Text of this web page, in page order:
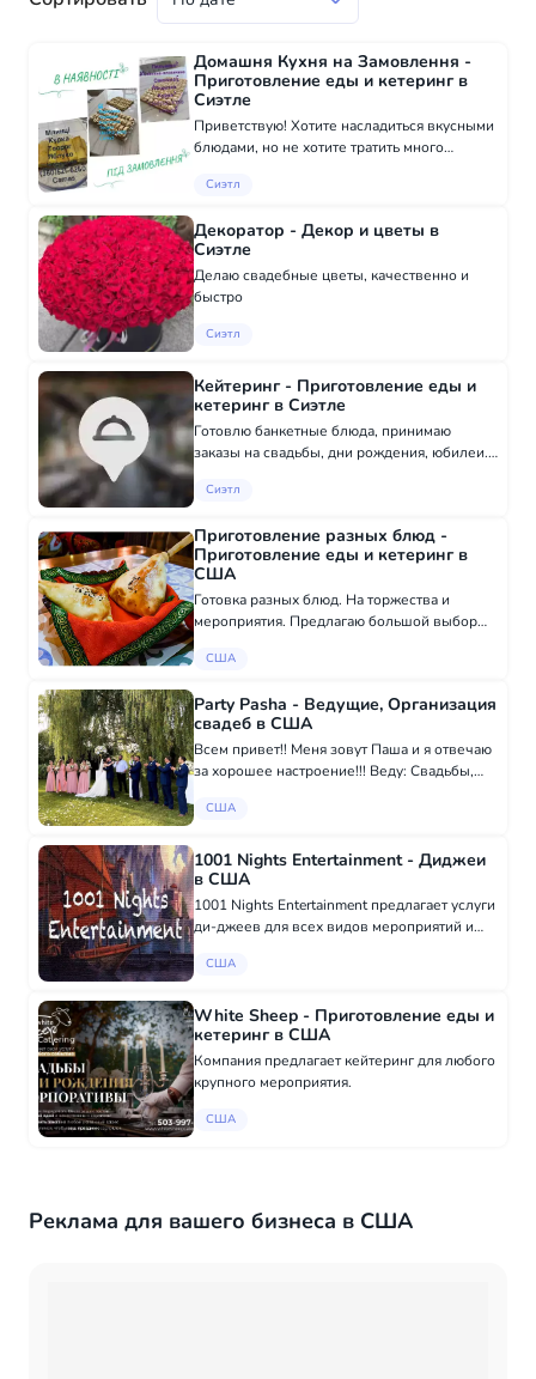
Домашня Кухня на Замовлення -
Приготовление еды и кетеринг в
Сиэтле
Приветствую! Хотите насладиться вкусными
блюдами, но не хотите тратить много
пельмени, вареники и котлеты из
разнообразные варианты...
Сиэтл
Декоратор - Декор и цветы в
Сиэтле
Делаю свадебные цветы, качественно и
быстро
Сиэтл
Кейтеринг - Приготовление еды и
кетеринг в Сиэтле
Готовлю банкетные блюда, принимаю
заказы на свадьбы, дни рождения, юбилеи.
кафе (сосиска в тесте, блинчики, зразы,
пе...
Сиэтл
Приготовление разных блюд -
Приготовление еды и кетеринг в
США
Готовка разных блюд. На торжества и
мероприятия. Предлагаю большой выбор
драйверам.
США
Party Pasha - Ведущие, Организация
свадеб в США
Всем привет!! Меня зовут Паша и я отвечаю
за хорошее настроение!!! Веду: Свадьбы,
праздники которые Вы отмечаете))!
США
1001 Nights Entertainment - Диджеи
в США
1001 Nights Entertainment предлагает услуги
ди-джеев для всех видов мероприятий и
музыкальные коллекции всемирно
США
White Sheep - Приготовление еды и
кетеринг в США
Компания предлагает кейтеринг для любого
крупного мероприятия.
США
Реклама для вашего бизнеса в США